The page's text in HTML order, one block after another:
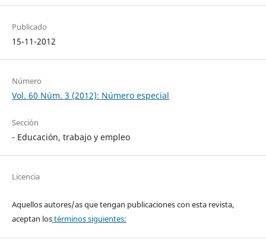
Publicado
15-11-2012
Número
Vol. 60 Núm. 3 (2012): Número especial
Sección
- Educación, trabajo y empleo
Licencia
Aquellos autores/as que tengan publicaciones con esta revista,
aceptan lostérminos siguientes: